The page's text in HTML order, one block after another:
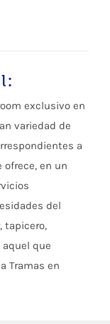
exclusivo en
variedad de
a
en un
del
tapicero,
que
Tramas en